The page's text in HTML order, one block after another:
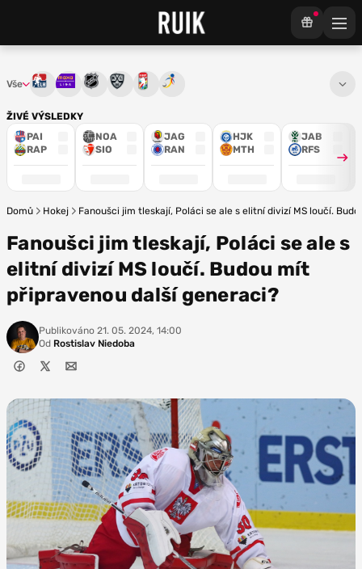
ŽIVÉ VÝSLEDKY
PAI
RAP
NOA
SIO
JAG
RAN
HJK
MTH
JAB
RFS
Vše Tipsport extraliga
Maxa ligaNHL KHL Mistrovství světa
Domů Hokej Fanoušci jim tleskají, Poláci se ale s elitní divizí MS loučí.
Fanoušci jim tleskají, Poláci se ale s
elitní divizí MS loučí. Budou mít
připravenou další generaci?
Publikováno 21. 05. 2024, 14:00
Od Rostislav Niedoba